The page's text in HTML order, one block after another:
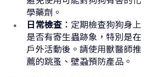
學藥劑。
日常檢查 ：定期檢查狗狗身上
是否有寄生蟲跡象，特別是在
戶外活動後。請使用獸醫師推
薦的跳蚤、壁蝨預防產品。